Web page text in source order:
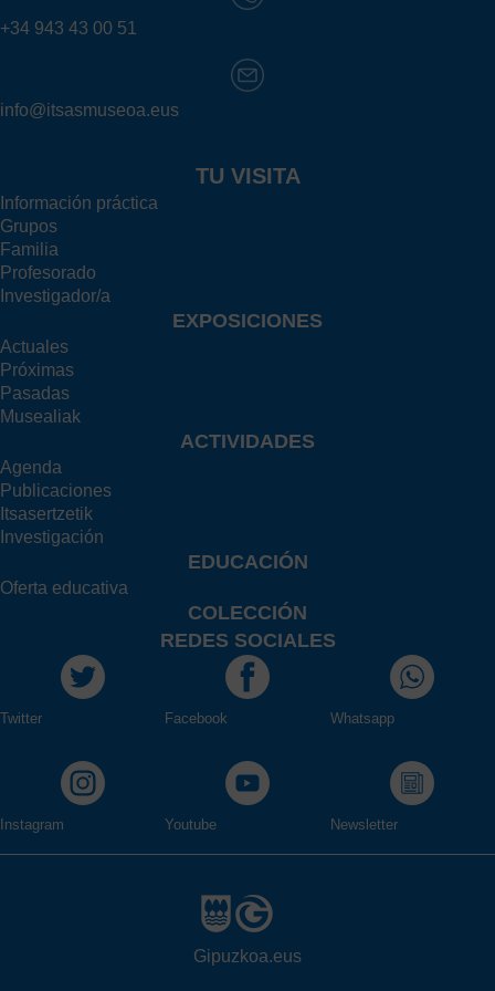
+34 943 43 00 51
info@itsasmuseoa.eus
TU VISITA
Información práctica
Grupos
Familia
Profesorado
Investigador/a
EXPOSICIONES
Actuales
Próximas
Pasadas
Musealiak
ACTIVIDADES
Agenda
Publicaciones
Itsasertzetik
Investigación
EDUCACIÓN
Oferta educativa
COLECCIÓN
REDES SOCIALES
Twitter Facebook Whatsapp
Instagram Youtube Newsletter
Gipuzkoa.eus